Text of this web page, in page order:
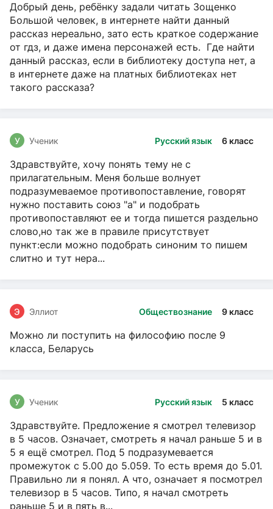
Добрый день, ребёнку задали читать Зощенко
Большой человек, в интернете найти данный
рассказ нереально, зато есть краткое содержание
от гдз, и даже имена персонажей есть. Где найти
данный рассказ, если в библиотеку доступа нет, а
в интернете даже на платных библиотеках нет
такого рассказа?
Русский язык 6 класс
У Ученик
Здравствуйте, хочу понять тему не с
прилагательным. Меня больше волнует
подразумеваемое противопоставление, говорят
нужно поставить союз "а" и подобрать
противопоставляют ее и тогда пишется раздельно
слово,но так же в правиле присутствует
пункт:если можно подобрать синоним то пишем
слитно и тут нера...
Обществознание 9 класс
Э Эллиот
Можно ли поступить на философию после 9
класса, Беларусь
Русский язык 5 класс
У Ученик
Здравствуйте. Предложение я смотрел телевизор
в 5 часов. Означает, смотреть я начал раньше 5 и в
5 я ещё смотрел. Под 5 подразумевается
промежуток с 5.00 до 5.059. То есть время до 5.01.
Правильно ли я понял. А что, означает я посмотрел
телевизор в 5 часов. Типо, я начал смотреть
раньше 5 и в пять в...